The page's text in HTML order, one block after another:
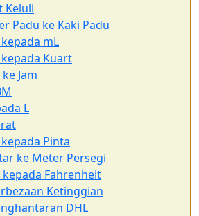
Keluli
Padu ke Kaki Padu
mL
Kuart
Jam
L
Pinta
ke Meter Persegi
kepada Fahrenheit
Ketinggian
DHL